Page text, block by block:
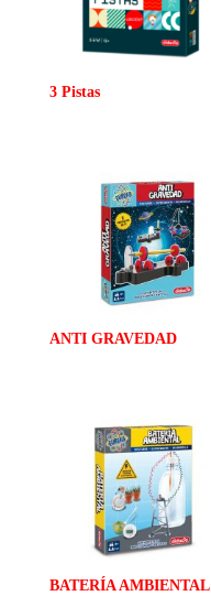
3 Pistas
ANTI GRAVEDAD
BATERÍA AMBIENTAL